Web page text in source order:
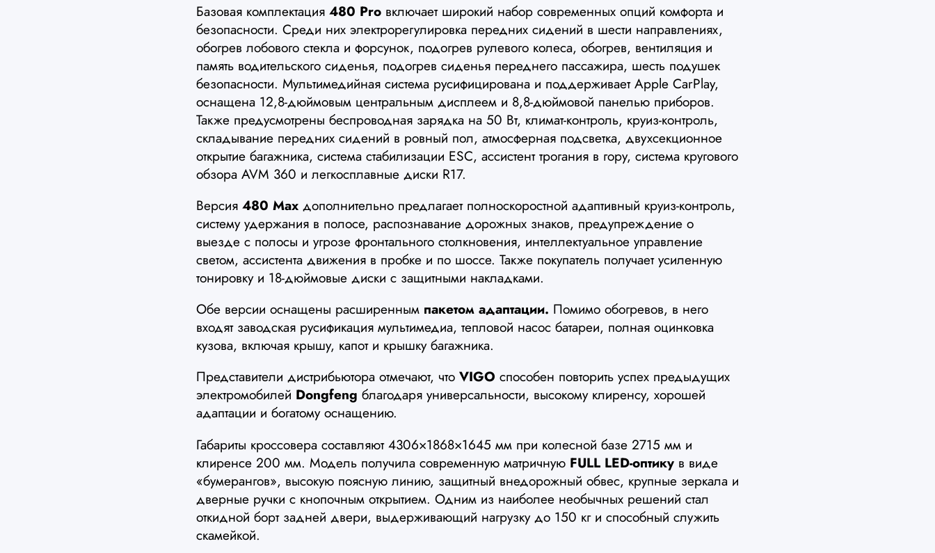
Базовая комплектация 480 Pro включает широкий набор современных опций комфорта и
безопасности. Среди них электрорегулировка передних сидений в шести направлениях,
обогрев лобового стекла и форсунок, подогрев рулевого колеса, обогрев, вентиляция и
память водительского сиденья, подогрев сиденья переднего пассажира, шесть подушек
безопасности. Мультимедийная система русифицирована и поддерживает Apple CarPlay,
оснащена 12,8-дюймовым центральным дисплеем и 8,8-дюймовой панелью приборов.
Также предусмотрены беспроводная зарядка на 50 Вт, климат-контроль, круиз-контроль,
складывание передних сидений в ровный пол, атмосферная подсветка, двухсекционное
открытие багажника, система стабилизации ESC, ассистент трогания в гору, система кругового
обзора AVM 360 и легкосплавные диски R17.
Версия 480 Max дополнительно предлагает полноскоростной адаптивный круиз-контроль,
систему удержания в полосе, распознавание дорожных знаков, предупреждение о
выезде с полосы и угрозе фронтального столкновения, интеллектуальное управление
светом, ассистента движения в пробке и по шоссе. Также покупатель получает усиленную
тонировку и 18-дюймовые диски с защитными накладками.
Обе версии оснащены расширенным пакетом адаптации. Помимо обогревов, в него
входят заводская русификация мультимедиа, тепловой насос батареи, полная оцинковка
кузова, включая крышу, капот и крышку багажника.
Представители дистрибьютора отмечают, что VIGO способен повторить успех предыдущих
электромобилей Dongfeng благодаря универсальности, высокому клиренсу, хорошей
адаптации и богатому оснащению.
Габариты кроссовера составляют 4306×1868×1645 мм при колесной базе 2715 мм и
клиренсе 200 мм. Модель получила современную матричную FULL LED-оптику в виде
«бумерангов», высокую поясную линию, защитный внедорожный обвес, крупные зеркала и
дверные ручки с кнопочным открытием. Одним из наиболее необычных решений стал
откидной борт задней двери, выдерживающий нагрузку до 150 кг и способный служить
скамейкой.